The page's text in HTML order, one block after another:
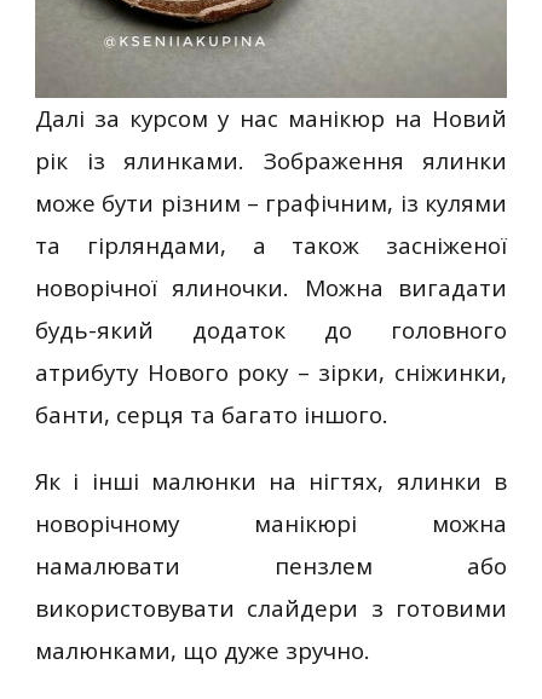
Далі за курсом у нас манікюр на Новий
рік із ялинками. Зображення ялинки
може бути різним – графічним, із кулями
та гірляндами, а також засніженої
новорічної ялиночки. Можна вигадати
будь-який додаток до головного
атрибуту Нового року – зірки, сніжинки,
банти, серця та багато іншого.
Як і інші малюнки на нігтях, ялинки в
новорічному манікюрі можна
намалювати пензлем або
використовувати слайдери з готовими
малюнками, що дуже зручно.